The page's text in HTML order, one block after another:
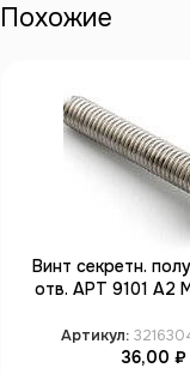
Похожие
Винт секретн.
отв. АРТ 9101 А2
Артикул:
36,00 ₽